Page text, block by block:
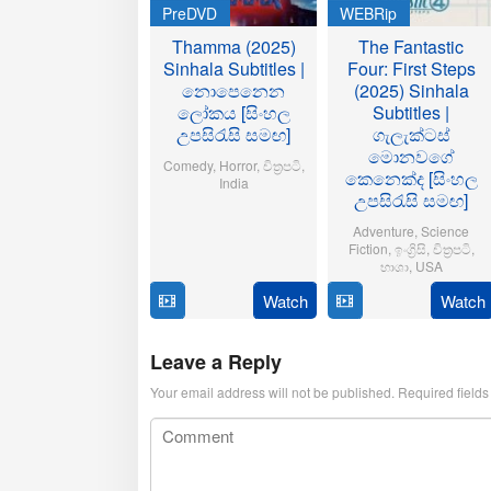
PreDVD
Thamma (2025)
Sinhala Subtitles |
නොපෙනෙන
ලෝකය [සිංහල
උපසිරැසි සමඟ]
Comedy, Horror, චිත්‍රපටි
India
Watch
WEBRip
The Fantastic
Four: First Steps
(2025) Sinhala
Subtitles |
ගැලැක්ටස්
මොනවගේ
කෙනෙක්ද [සිංහල
උපසිරැසි සමඟ]
Adventure Science
Fiction ඉංග්‍රිසි චිත්‍රපටි
භාශා, USA
Jul
Matt
Shakman
Watch
Leave a Reply
Your email address will not be published. Required